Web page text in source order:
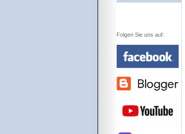
Folgen Sie uns auf: